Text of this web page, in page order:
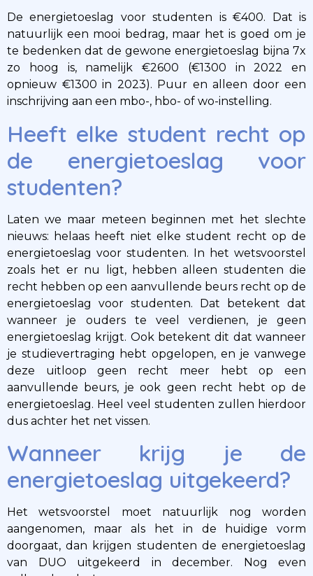
De energietoeslag voor studenten is €400. Dat is
natuurlijk een mooi bedrag, maar het is goed om je
te bedenken dat de gewone energietoeslag bijna 7x
zo hoog is, namelijk €2600 (€1300 in 2022 en
opnieuw €1300 in 2023). Puur en alleen door een
inschrijving aan een mbo-, hbo- of wo-instelling.
Heeft elke student recht op
de energietoeslag voor
studenten?
Laten we maar meteen beginnen met het slechte
nieuws: helaas heeft niet elke student recht op de
energietoeslag voor studenten. In het wetsvoorstel
zoals het er nu ligt, hebben alleen studenten die
recht hebben op een aanvullende beurs recht op de
energietoeslag voor studenten. Dat betekent dat
wanneer je ouders te veel verdienen, je geen
energietoeslag krijgt. Ook betekent dit dat wanneer
je studievertraging hebt opgelopen, en je vanwege
deze uitloop geen recht meer hebt op een
aanvullende beurs, je ook geen recht hebt op de
energietoeslag. Heel veel studenten zullen hierdoor
dus achter het net vissen.
Wanneer krijg je de
energietoeslag uitgekeerd?
Het wetsvoorstel moet natuurlijk nog worden
aangenomen, maar als het in de huidige vorm
doorgaat, dan krijgen studenten de energietoeslag
van DUO uitgekeerd in december. Nog even